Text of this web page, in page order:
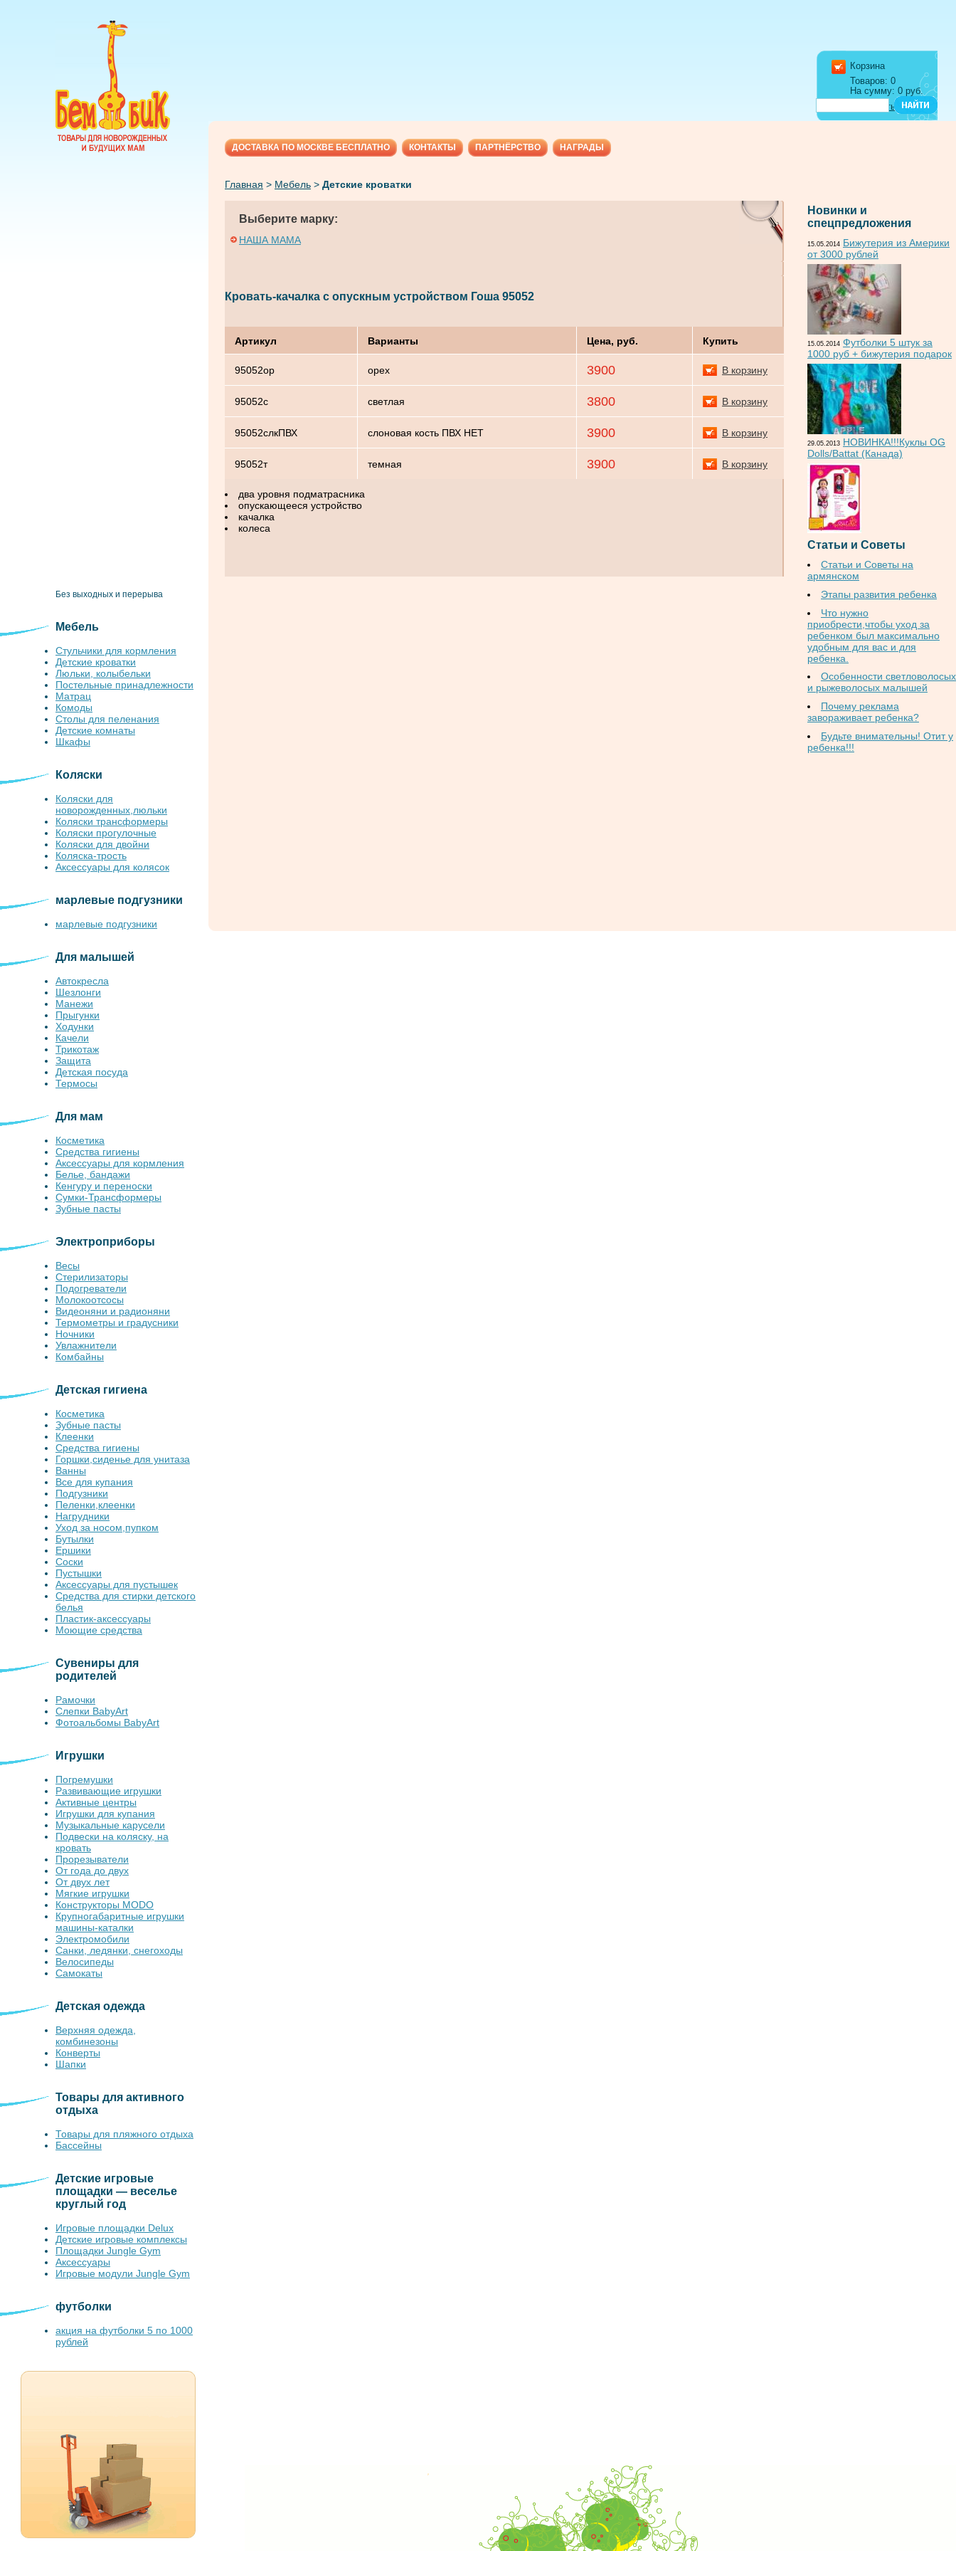
Корзина
Товаров: 0
На сумму: 0 руб.
Оформить заказ
ДОСТАВКА ПО МОСКВЕ БЕСПЛАТНО КОНТАКТЫ ПАРТНЁРСТВО НАГРАДЫ
Главная > Мебель > Детские кроватки
Выберите марку:
НАША МАМА
Кровать-качалка с опускным устройством Гоша 95052
Артикул Варианты Цена, руб. Купить
95052ор орех 3900 В корзину
95052с светлая 3800 В корзину
95052слкПВХ слоновая кость ПВХ НЕТ 3900 В корзину
95052т темная 3900 В корзину
два уровня подматрасника
опускающееся устройство
качалка
колеса
Новинки и
спецпредложения
15.05.2014 Бижутерия из Америки
от 3000 рублей
15.05.2014 Футболки 5 штук за
1000 руб + бижутерия подарок
29.05.2013 НОВИНКА!!!Куклы OG
Dolls/Battat (Канада)
Статьи и Советы
Статьи и Советы на
армянском
Этапы развития ребенка
Что нужно
приобрести,чтобы уход за
ребенком был максимально
удобным для вас и для
ребенка.
Особенности светловолосых
и рыжеволосых малышей
Почему реклама
завораживает ребенка?
Будьте внимательны! Отит у
ребенка!!!
Без выходных и перерыва
Мебель
Стульчики для кормления
Детские кроватки
Люльки, колыбельки
Постельные принадлежности
Матрац
Комоды
Столы для пеленания
Детские комнаты
Шкафы
Коляски
Коляски для
новорожденных,люльки
Коляски трансформеры
Коляски прогулочные
Коляски для двойни
Коляска-трость
Аксессуары для колясок
марлевые подгузники
марлевые подгузники
Для малышей
Автокресла
Шезлонги
Манежи
Прыгунки
Ходунки
Качели
Трикотаж
Защита
Детская посуда
Термосы
Для мам
Косметика
Средства гигиены
Аксессуары для кормления
Белье, бандажи
Кенгуру и переноски
Сумки-Трансформеры
Зубные пасты
Электроприборы
Весы
Стерилизаторы
Подогреватели
Молокоотсосы
Видеоняни и радионяни
Термометры и градусники
Ночники
Увлажнители
Комбайны
Детская гигиена
Косметика
Зубные пасты
Клеенки
Средства гигиены
Горшки,сиденье для унитаза
Ванны
Все для купания
Подгузники
Пеленки,клеенки
Нагрудники
Уход за носом,пупком
Бутылки
Ершики
Соски
Пустышки
Аксессуары для пустышек
Средства для стирки детского
белья
Пластик-аксессуары
Моющие средства
Сувениры для
родителей
Рамочки
Слепки BabyArt
Фотоальбомы BabyArt
Игрушки
Погремушки
Развивающие игрушки
Активные центры
Игрушки для купания
Музыкальные карусели
Подвески на коляску, на
кровать
Прорезыватели
От года до двух
От двух лет
Мягкие игрушки
Конструкторы MODO
Крупногабаритные игрушки
машины-каталки
Электромобили
Санки, ледянки, снегоходы
Велосипеды
Самокаты
Детская одежда
Верхняя одежда,
комбинезоны
Конверты
Шапки
Товары для активного
отдыха
Товары для пляжного отдыха
Бассейны
Детские игровые
площадки — веселье
круглый год
Игровые площадки Delux
Детские игровые комплексы
Площадки Jungle Gym
Аксессуары
Игровые модули Jungle Gym
футболки
акция на футболки 5 по 1000
рублей